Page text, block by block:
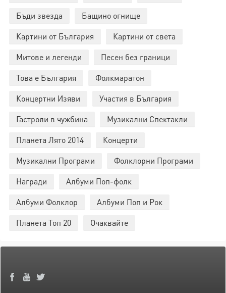
Бъди звезда
Бащино огнище
Картини от България
Картини от света
Митове и легенди
Песен без граници
Това е България
Фолкмаратон
Концертни Изяви
Участия в България
Гастроли в чужбина
Музикални Спектакли
Планета Лято 2014
Концерти
Музикални Програми
Фолклорни Програми
Награди
Албуми Поп-фолк
Албуми Фолклор
Албуми Поп и Рок
Планета Топ 20
Очаквайте